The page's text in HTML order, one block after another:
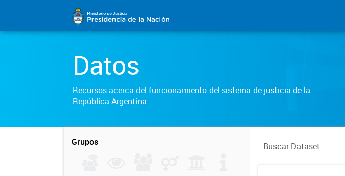
Datos
Recursos acerca del funcionamiento del sistema de justicia de la
República Argentina.
Grupos